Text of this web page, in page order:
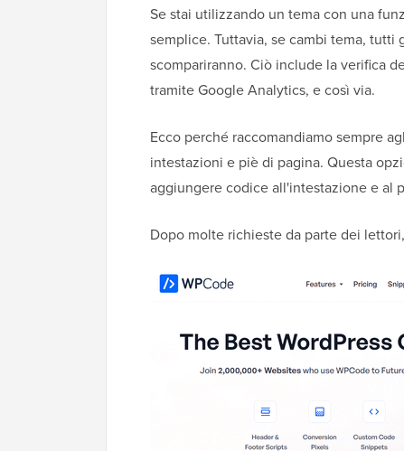
Se stai utilizzando un tema con una
semplice. Tuttavia, se cambi tema,
scompariranno. Ciò include la verifica
tramite Google Analytics, e così via.
Ecco perché raccomandiamo sempre
intestazioni e piè di pagina. Questa
aggiungere codice all'intestazione e al
Dopo molte richieste da parte dei